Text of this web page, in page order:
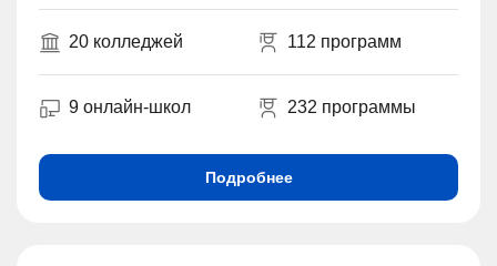
20 колледжей 112 программ
9 онлайн-школ 232 программы
Подробнее